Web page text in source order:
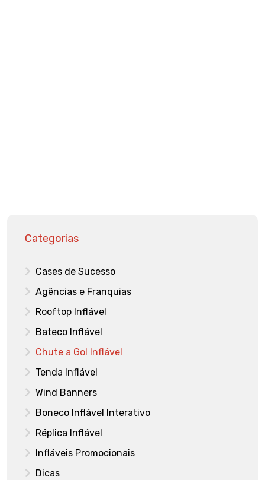
Categorias
Cases de Sucesso
Agências e Franquias
Rooftop Inflável
Bateco Inflável
Chute a Gol Inflável
Tenda Inflável
Wind Banners
Boneco Inflável Interativo
Réplica Inflável
Infláveis Promocionais
Dicas